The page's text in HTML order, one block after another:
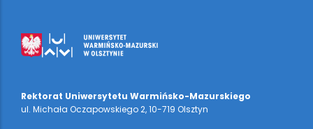
Rektorat Uniwersytetu Warmińsko-Mazurskiego
ul. Michała Oczapowskiego 2, 10-719 Olsztyn